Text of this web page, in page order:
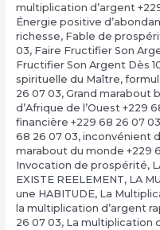
multiplication d’argent
Énergie positive
richesse, Fable de
03, Faire Fructifier Son
Fructifier Son Argent Dès
spirituelle du Maître,
26 07 03, Grand marabout
d’Afrique de l’Ouest +229
financière +229 68 26 07 03
68 26 07 03, inconvénient
marabout du monde +229
Invocation de prospérité,
EXISTE REELEMENT, LA
une HABITUDE, La
la multiplication d’argent
26 07 03, La multiplication